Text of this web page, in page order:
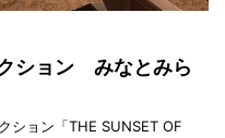
ション みなとみら
ション「THE SUNSET OF